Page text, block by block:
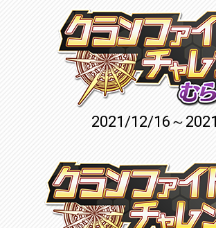
2021/12/16～